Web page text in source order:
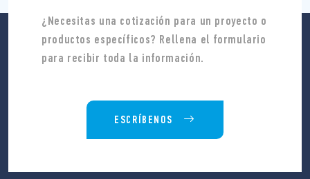
¿Necesitas una cotización para un proyecto o
productos específicos? Rellena el formulario
para recibir toda la información.
ESCRÍBENOS